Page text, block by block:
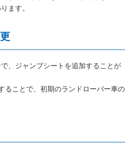
ます。
、ジャンプシートを追加することが
ることで、初期のランドローバー車の